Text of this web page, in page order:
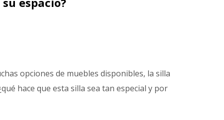
opciones de muebles disponibles, la silla
hace que esta silla sea tan especial y por